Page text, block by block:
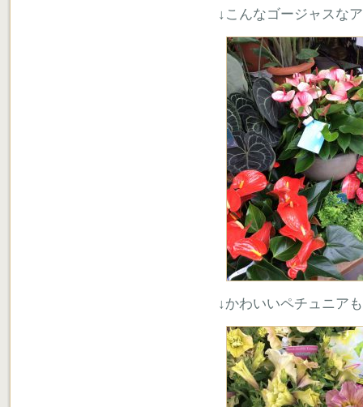
↓こんなゴージャスな
↓かわいいペチュニア